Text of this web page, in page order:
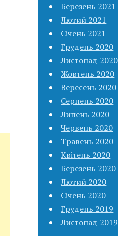
Березень 2021
Лютий 2021
Січень 2021
Грудень 2020
Листопад 2020
Жовтень 2020
Вересень 2020
Серпень 2020
Липень 2020
Червень 2020
Травень 2020
Квітень 2020
Березень 2020
Лютий 2020
Січень 2020
Грудень 2019
Листопад 2019